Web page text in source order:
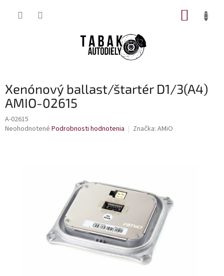
Xenónový ballast/štartér D1/3(A4)
AMIO-02615
A-02615
Priemerné
Neohodnotené Podrobnosti hodnotenia Značka: AMiO